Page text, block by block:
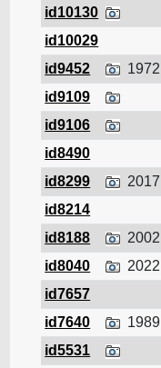
id10130
id10029
id9452
1972
id9109
id9106
id8490
id8299
2017
id8214
id8188
2002
id8040
2022
id7657
id7640
1989
id5531